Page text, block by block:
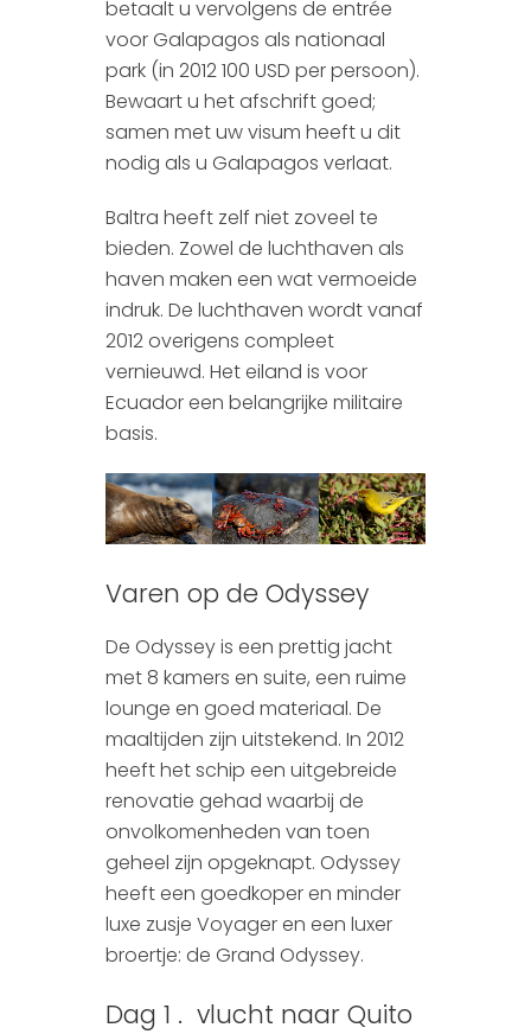
betaalt u vervolgens de entrée
voor Galapagos als nationaal
park (in 2012 100 USD per persoon).
Bewaart u het afschrift goed;
samen met uw visum heeft u dit
nodig als u Galapagos verlaat.
Baltra heeft zelf niet zoveel te
bieden. Zowel de luchthaven als
haven maken een wat vermoeide
indruk. De luchthaven wordt vanaf
2012 overigens compleet
vernieuwd. Het eiland is voor
Ecuador een belangrijke militaire
basis.
Varen op de Odyssey
De Odyssey is een prettig jacht
met 8 kamers en suite, een ruime
lounge en goed materiaal. De
maaltijden zijn uitstekend. In 2012
heeft het schip een uitgebreide
renovatie gehad waarbij de
onvolkomenheden van toen
geheel zijn opgeknapt. Odyssey
heeft een goedkoper en minder
luxe zusje Voyager en een luxer
broertje: de Grand Odyssey.
Dag 1 . vlucht naar Quito